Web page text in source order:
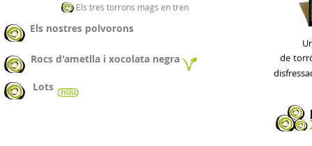
Els tres torrons mags en tren
Els nostres polvorons
Rocs d'ametlla i xocolata negra
Lots
de